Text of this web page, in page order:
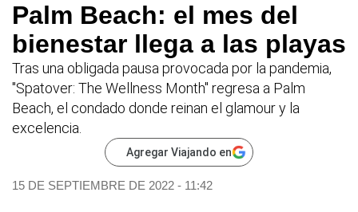
Palm Beach: el mes del
bienestar llega a las playas
Tras una obligada pausa provocada por la pandemia,
"Spatover: The Wellness Month" regresa a Palm
Beach, el condado donde reinan el glamour y la
excelencia.
Agregar Viajando en
15 DE SEPTIEMBRE DE 2022 - 11:42